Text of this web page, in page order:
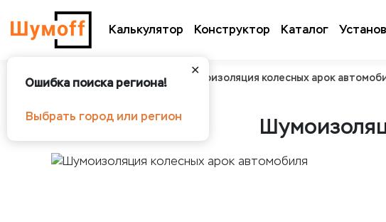
Калькулятор Конструктор Каталог
✕
Ошибка поиска региона!
Выбрать город или регион
Шумоff О шумоизоляции Шумоизоляция колесных арок